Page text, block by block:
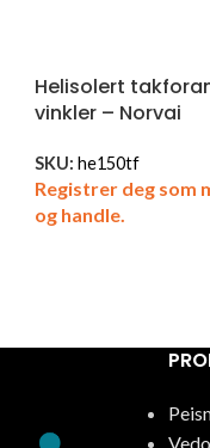
Helisolert
vinkler – Norvai
SKU: he150tf
Registrer deg som
og handle.